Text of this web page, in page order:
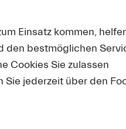
dass ich die Fotos nur in
und unter Nennung des
dass Forderungen, die
werden.
Einsatz kommen,
den bestmöglichen
Cookies Sie zulassen
Sie jederzeit über den